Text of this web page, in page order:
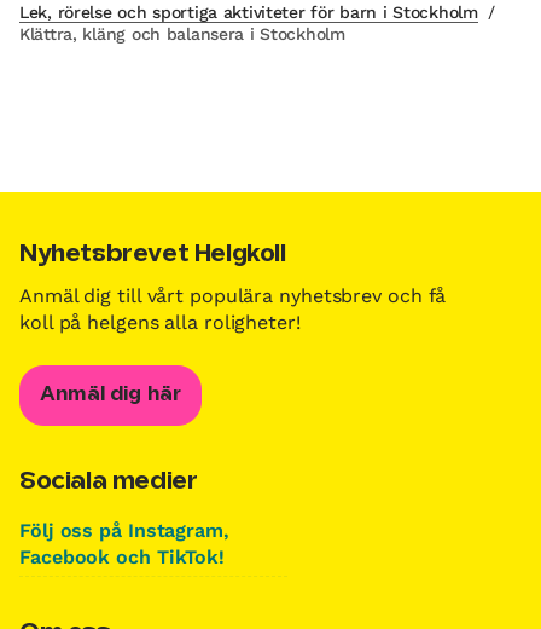
Lek, rörelse och sportiga aktiviteter för barn i Stockholm /
Klättra, kläng och balansera i Stockholm
Nyhetsbrevet Helgkoll
Anmäl dig till vårt populära nyhetsbrev och få
koll på helgens alla roligheter!
Anmäl dig här
Sociala medier
Följ oss på Instagram,
Facebook och TikTok!